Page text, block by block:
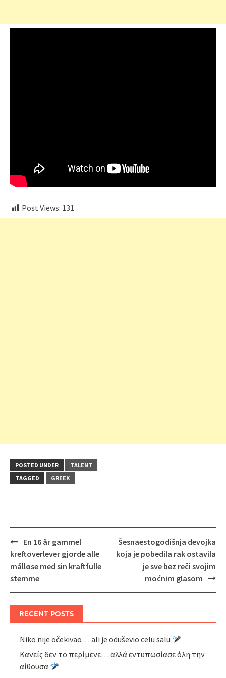
Post Views: 131
POSTED UNDER
TALENT
TAGGED
GREEK
Post
navigation
En 16 år gammel
kreftoverlever gjorde alle
målløse med sin kraftfulle
stemme
Šesnaestogodišnja devojka
koja je pobedila rak ostavila
je sve bez reči svojim
moćnim glasom
RECENT POSTS
Niko nije očekivao… ali je oduševio celu salu
Κανείς δεν το περίμενε… αλλά εντυπωσίασε όλη την
αίθουσα